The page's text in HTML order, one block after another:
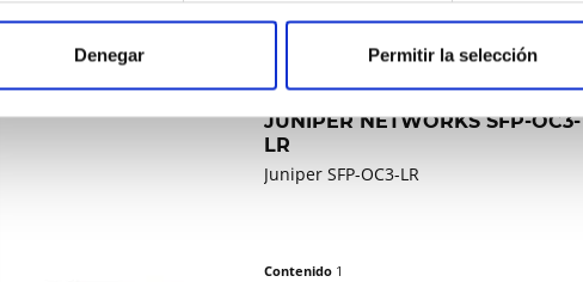
Denegar Permitir la selección
JUNIPER NETWORKS SFP-OC3-
LR
Juniper SFP-OC3-LR
Contenido 1